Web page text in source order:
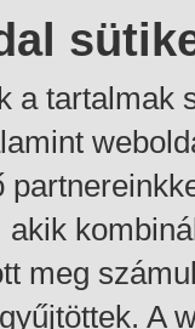
a tartalmak
akik
meg
A